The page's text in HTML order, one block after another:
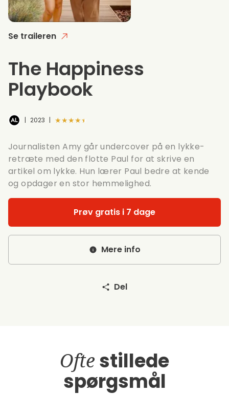
Se traileren
The Happiness
Playbook
| 2023 | ★★★★★
Journalisten Amy går undercover på en lykke-
retræte med den flotte Paul for at skrive en
artikel om lykke. Hun lærer Paul bedre at kende
og opdager en stor hemmelighed.
Prøv gratis i 7 dage
Mere info
Del
Ofte stillede
spørgsmål